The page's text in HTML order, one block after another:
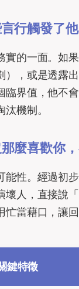
行觸發了
實的一面。如
），或是透露
臨界值，他不
機制。
麼喜歡你
能性。經過初
壞人，直接說
當藉口，讓
鍵特徵